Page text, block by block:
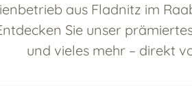
aus Fladnitz im
Sie unser
und vieles mehr – direkt